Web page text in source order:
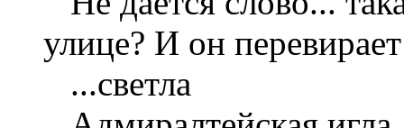
улице? И он
...светла